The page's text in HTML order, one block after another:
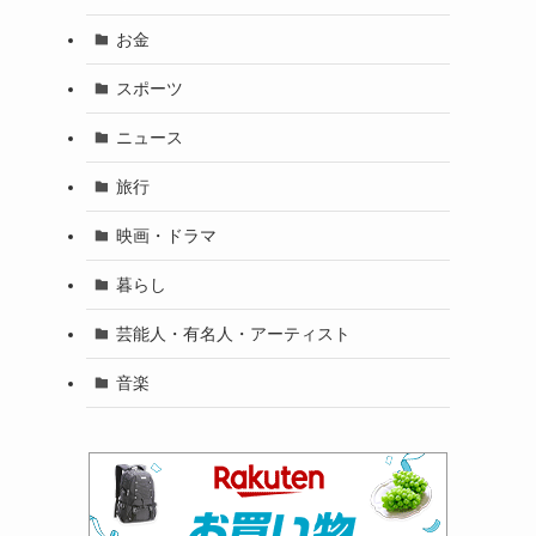
お金
スポーツ
ニュース
旅行
映画・ドラマ
暮らし
芸能人・有名人・アーティスト
音楽